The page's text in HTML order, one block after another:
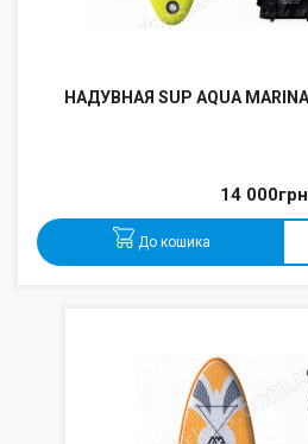
НАДУВНАЯ SUP AQUA
14
До кошика